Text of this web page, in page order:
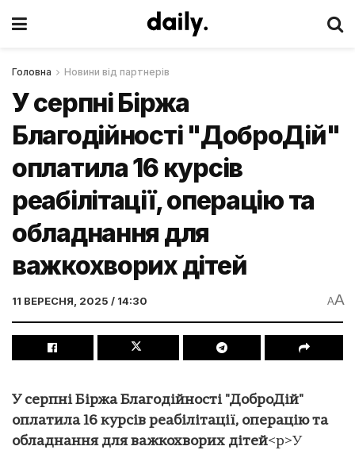
Головна Новини від партнерів
У серпні Біржа
Благодійності "ДоброДій"
оплатила 16 курсів
реабілітації, операцію та
обладнання для
важкохворих дітей
11 ВЕРЕСНЯ, 2025 / 14:30 AA
У серпні Біржа Благодійності "ДоброДій"
оплатила 16 курсів реабілітації, операцію та
обладнання для важкохворих дітей<p>У